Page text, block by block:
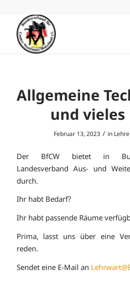
Allgemeine
und
Februar 13, 2023 / in Lehre
Der BfCW bietet in
Landesverband Aus- und
durch.
Ihr habt Bedarf?
Ihr habt passende Räume
Prima, lasst uns über eine
reden.
Sendet eine E-Mail an